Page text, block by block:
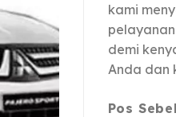
kami
demi
Anda dan
Pos